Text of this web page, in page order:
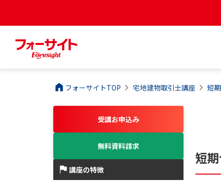
フォーサイトTOP 宅地建物取引士講座 短
短
受講お申込み
無料資料請求
講座の特徴